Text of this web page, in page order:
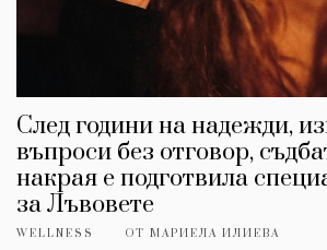
След години на надежди,
въпроси без отговор,
накрая е подготвила
за Лъвовете
WELLNESS ОТ МАРИЕЛА ИЛИЕВА